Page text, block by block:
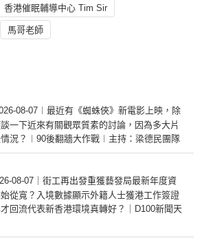
香港催眠輔導中心 Tim Sir
馬哥老師
08-07︱最近有《蜘蛛俠》新電影上映，除
一下近來有關觀眾質素的討論，因為多大片
況？︱90後翻牆大作戰︱主持：梁德民團隊
08-07｜街工再出發重獲藝發局最新年度資
從寬？入境數據顯示外籍人士獲港工作簽證
回流代表新香港環境真轉好？｜D100新聞天